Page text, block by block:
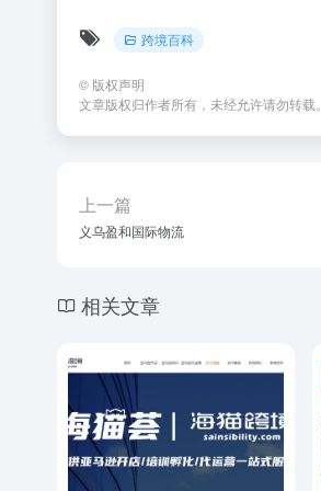
跨境百科
© 版权声明
文章版权归作者所有，未经允许请勿转载。
上一篇
义乌盈和国际物流
相关文章